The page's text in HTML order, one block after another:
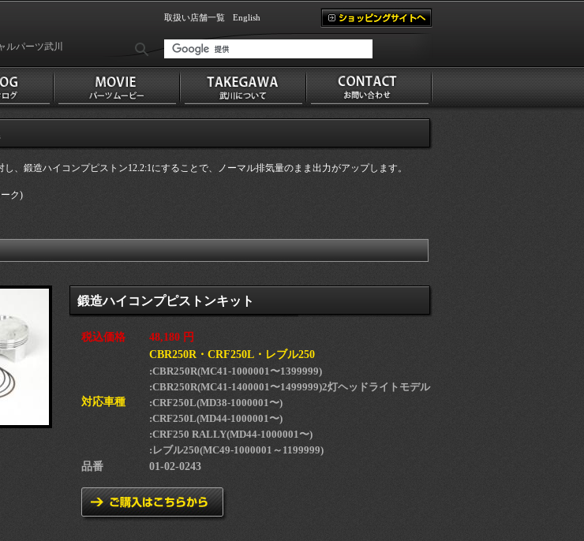
ルパーツ武川
取扱い店舗一覧 English
、鍛造ハイコンプピストン12.2:1にすることで、ノーマル排気量のまま出力がアップします。
ク)
鍛造ハイコンプピストンキット
税込価格 48,180 円
対応車種
CBR250R・CRF250L・レブル250
:CBR250R(MC41-1000001〜1399999)
:CBR250R(MC41-1400001〜1499999)2灯ヘッドライトモデル
:CRF250L(MD38-1000001〜)
:CRF250L(MD44-1000001〜)
:CRF250 RALLY(MD44-1000001〜)
:レブル250(MC49-1000001～1199999)
品番
01-02-0243